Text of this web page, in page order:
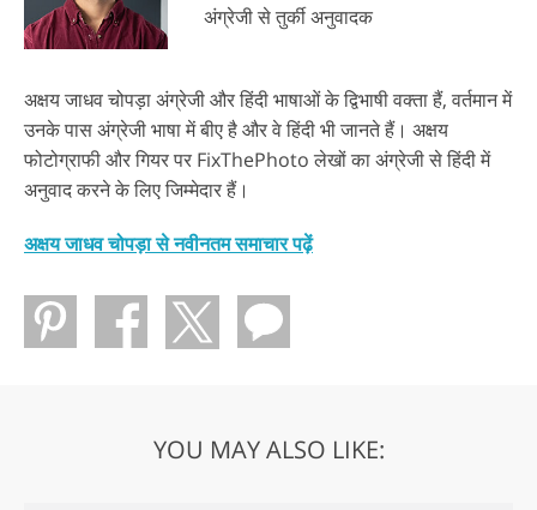
अंग्रेजी से तुर्की अनुवादक
अक्षय जाधव चोपड़ा अंग्रेजी और हिंदी भाषाओं के द्विभाषी वक्ता हैं, वर्तमान में
उनके पास अंग्रेजी भाषा में बीए है और वे हिंदी भी जानते हैं। अक्षय
फोटोग्राफी और गियर पर FixThePhoto लेखों का अंग्रेजी से हिंदी में
अनुवाद करने के लिए जिम्मेदार हैं।
अक्षय जाधव चोपड़ा से नवीनतम समाचार पढ़ें
YOU MAY ALSO LIKE: